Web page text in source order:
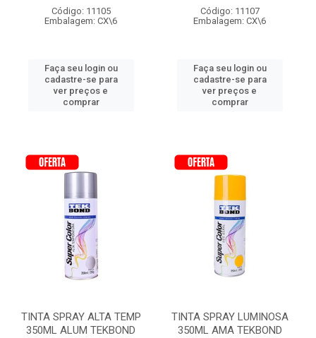
Código: 11105
Embalagem: CX\6
Faça seu login ou
cadastre-se para
ver preços e
comprar
Código: 11107
Embalagem: CX\6
Faça seu login ou
cadastre-se para
ver preços e
comprar
TINTA SPRAY ALTA TEMP
350ML ALUM TEKBOND
TINTA SPRAY LUMINOSA
350ML AMA TEKBOND